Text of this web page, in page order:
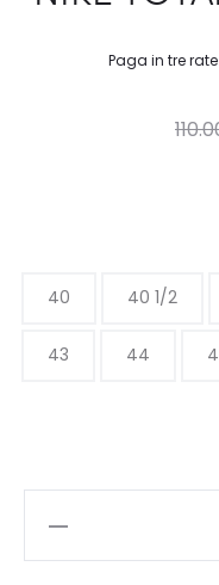
Paga in tre
40 40 1/2
43 44